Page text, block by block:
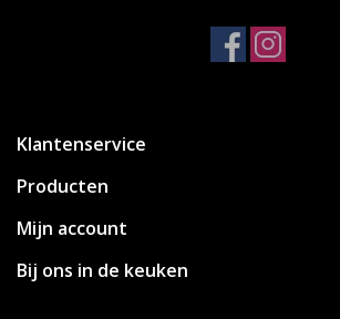
Klantenservice
Producten
Mijn account
Bij ons in de keuken